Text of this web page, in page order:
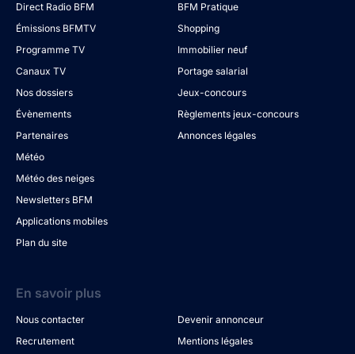
Direct Radio BFM
Émissions BFMTV
Programme TV
Canaux TV
Nos dossiers
Évènements
Partenaires
Météo
Météo des neiges
Newsletters BFM
Applications mobiles
Plan du site
BFM Pratique
Shopping
Immobilier neuf
Portage salarial
Jeux-concours
Règlements jeux-concours
Annonces légales
En savoir plus
Nous contacter
Devenir annonceur
Recrutement
Mentions légales